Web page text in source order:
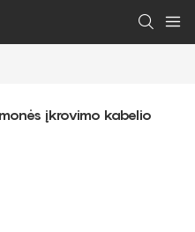
įkrovimo kabelio